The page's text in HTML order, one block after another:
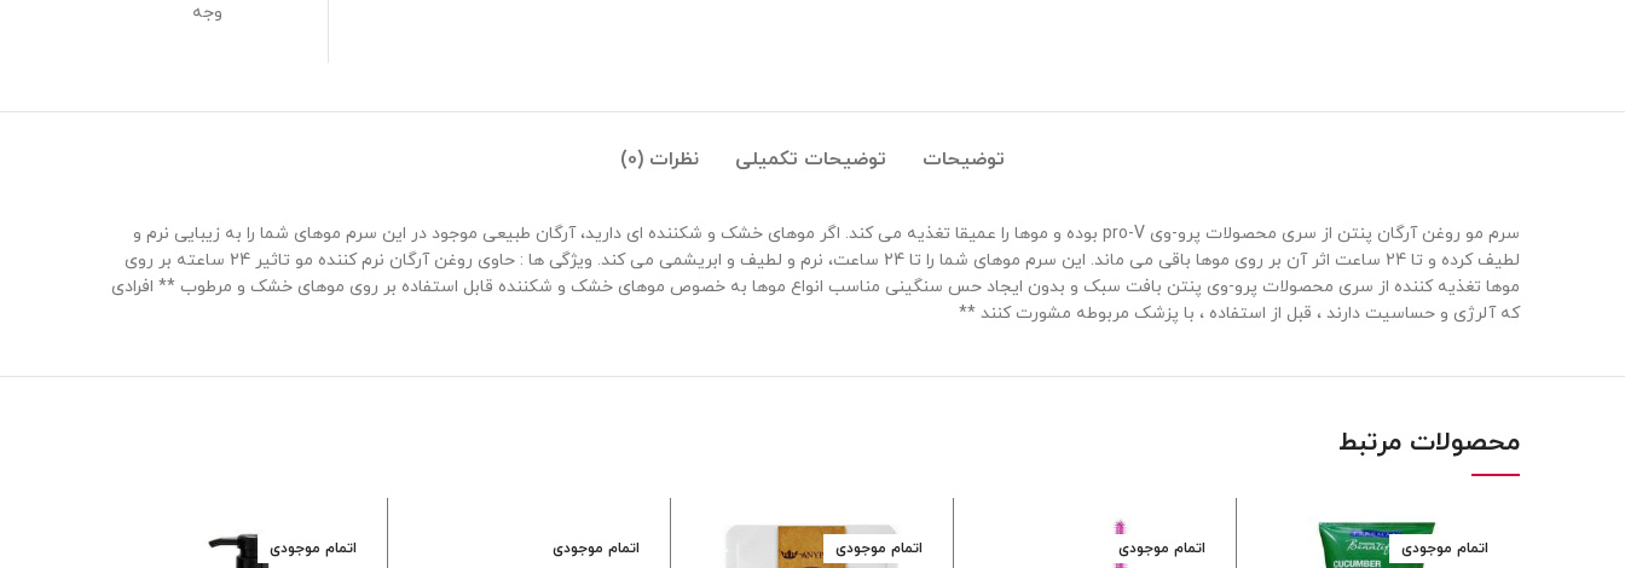
وجه
توضیحات توضیحات تکمیلی نظرات (0)
سرم مو روغن آرگان پنتن از سری محصولات پرو-وی pro-V بوده و موها را عمیقا تغذیه می کند. اگر موهای خشک و شکننده ای دارید، آرگان طبیعی موجود در این سرم موهای شما را به زیبایی نرم و
لطیف کرده و تا 24 ساعت اثر آن بر روی موها باقی می ماند. این سرم موهای شما را تا 24 ساعت، نرم و لطیف و ابریشمی می کند. ویژگی ها : حاوی روغن آرگان نرم کننده مو تاثیر 24 ساعته بر روی
موها تغذیه کننده از سری محصولات پرو-وی پنتن بافت سبک و بدون ایجاد حس سنگینی مناسب انواع موها به خصوص موهای خشک و شکننده قابل استفاده بر روی موهای خشک و مرطوب ** افرادی
که آلرژی و حساسیت دارند ، قبل از استفاده ، با پزشک مربوطه مشورت کنند **
محصولات مرتبط
اتمام موجودی اتمام موجودی اتمام موجودی اتمام موجودی اتمام موجودی